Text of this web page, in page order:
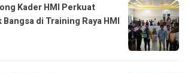
Kader HMI Perkuat
di Training Raya HMI